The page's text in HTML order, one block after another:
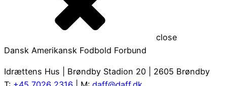
close
Dansk Amerikansk Fodbold Forbund
Idrættens Hus | Brøndby Stadion 20 | 2605 Brøndby